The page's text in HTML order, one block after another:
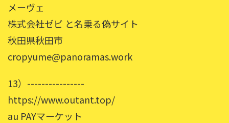
メーヴェ
株式会社ゼビ と名乗る偽サイト
秋田県秋田市
cropyume@panoramas.work
13）----------------
https://www.outant.top/
au PAYマーケット